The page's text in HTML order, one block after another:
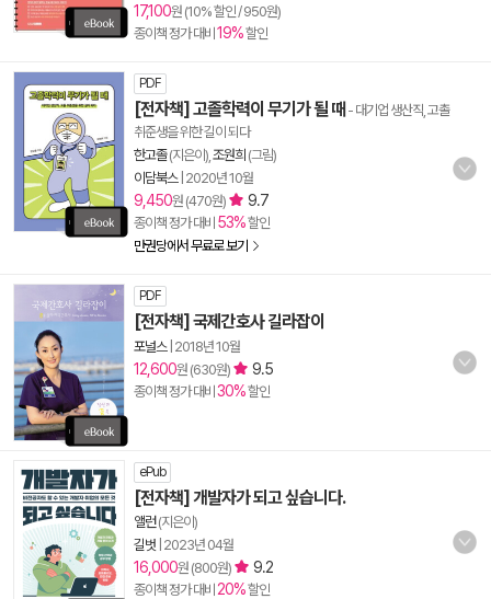
17,100원 (10% 할인 / 950원)
종이책 정가 대비 19%할인
PDF
[전자책] 고졸학력이 무기가 될 때 - 대기업 생산직, 고촐
취준생을 위한 길이 되다
한고졸(지은이), 조원희 (그림)
이담북스| 2020년 10월
9,450원 (470원) 9.7
종이책 정가 대비 53%할인
만권당에서 무료로 보기
PDF
[전자책] 국제간호사 길라잡이
포널스| 2018년 10월
12,600원 (630원) 9.5
종이책 정가 대비 30%할인
ePub
[전자책] 개발자가 되고 싶습니다.
앨런(지은이)
길벗 2023년 04월
16,000원 (800원) 9.2
종이책 정가 대비 20%할인